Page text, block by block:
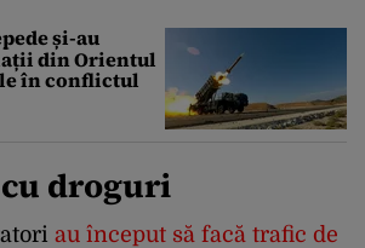
și-au
din Orientul
în conflictul
droguri
au început să facă trafic de